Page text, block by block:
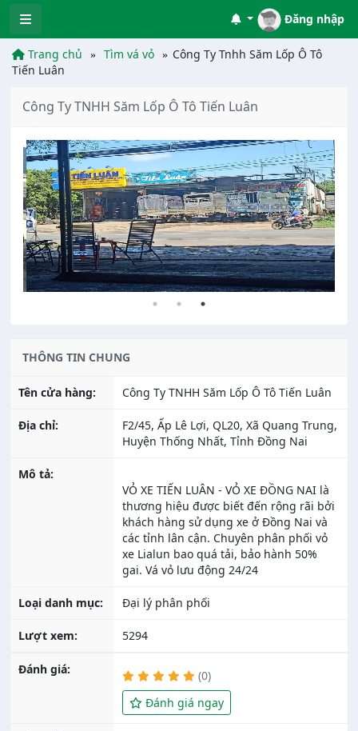
Đăng nhập
Trang chủ Tìm vá vỏ
Công Ty Tnhh Săm Lốp Ô Tô
Tiến Luân
Công Ty TNHH Săm Lốp Ô Tô Tiến Luân
THÔNG TIN CHUNG
Tên cửa hàng: Công Ty TNHH Săm Lốp Ô Tô Tiến Luân
Địa chỉ:
F2/45, Ấp Lê Lợi, QL20, Xã Quang Trung,
Huyện Thống Nhất, Tỉnh Đồng Nai
Mô tả:
VỎ XE TIẾN LUÂN - VỎ XE ĐỒNG NAI là
thương hiệu được biết đến rộng rãi bởi
khách hàng sử dụng xe ở Đồng Nai và
các tỉnh lân cận. Chuyên phân phối vỏ
xe Lialun bao quá tải, bảo hành 50%
Loại danh mục: Đại lý phân phối
Lượt xem: 5294
Đánh giá:
(0)
Đánh giá ngay